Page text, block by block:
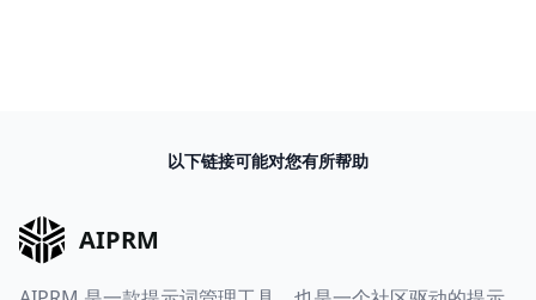
以下链接可能对您有所帮助
AIPRM